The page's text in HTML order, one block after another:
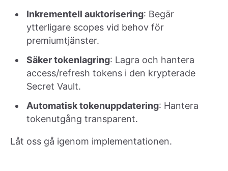
Inkrementell auktorisering: Begär
ytterligare scopes vid behov för
premiumtjänster.
Säker tokenlagring: Lagra och hantera
access/refresh tokens i den krypterade
Secret Vault.
Automatisk tokenuppdatering: Hantera
tokenutgång transparent.
Låt oss gå igenom implementationen.